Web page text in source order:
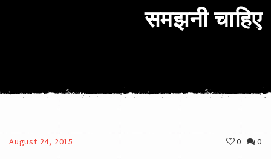
समझनी चाहिए
August 24, 2015 0 0